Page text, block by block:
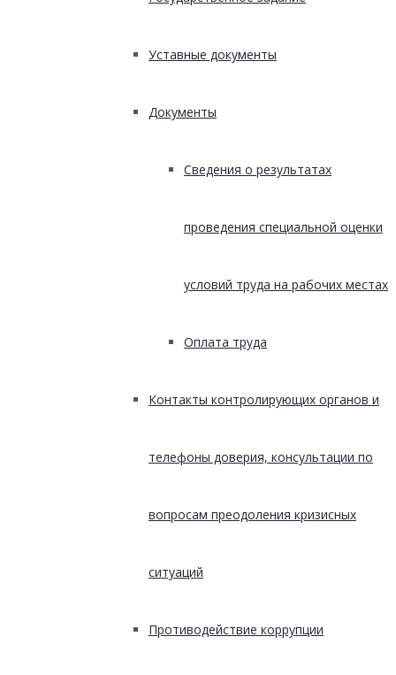
Уставные документы
Документы
Сведения о результатах
проведения специальной оценки
условий труда на рабочих местах
Оплата труда
Контакты контролирующих органов и
телефоны доверия, консультации по
вопросам преодоления кризисных
ситуаций
Противодействие коррупции